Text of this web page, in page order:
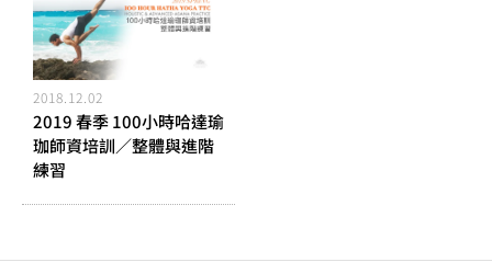
2018.12.02
2019 春季 100小時哈達瑜
珈師資培訓／整體與進階
練習